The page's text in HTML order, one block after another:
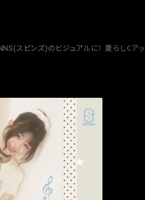
スピンズ)のビジュアルに！ 夏らしくアッ